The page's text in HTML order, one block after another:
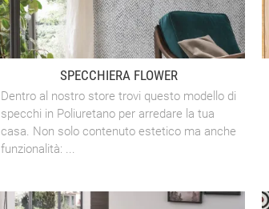
SPECCHIERA FLOWER
Dentro al nostro store trovi questo modello di
specchi in Poliuretano per arredare la tua
casa. Non solo contenuto estetico ma anche
funzionalità: ...